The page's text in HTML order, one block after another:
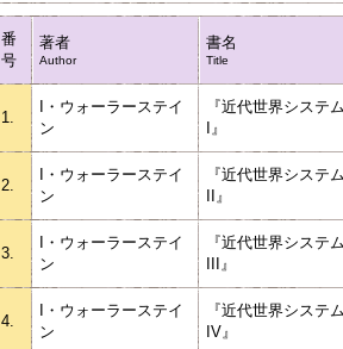
番
号
著者
Author
書名
Title
1.
I・ウォーラーステイ
ン
『近代世界システ
I』
2.
I・ウォーラーステイ
ン
『近代世界システ
II』
3.
I・ウォーラーステイ
ン
『近代世界システ
III』
4.
I・ウォーラーステイ
ン
『近代世界システ
IV』